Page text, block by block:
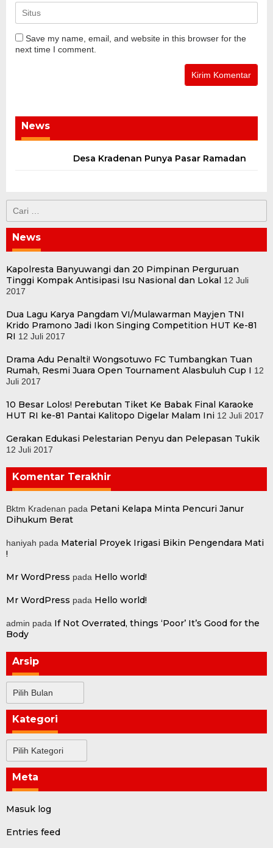
Save my name, email, and website in this browser for the
next time I comment.
News
Desa Kradenan Punya Pasar Ramadan
untuk:
News
Kapolresta Banyuwangi dan 20 Pimpinan Perguruan
Tinggi Kompak Antisipasi Isu Nasional dan Lokal
12 Juli
2017
Dua Lagu Karya Pangdam VI/Mulawarman Mayjen TNI
Krido Pramono Jadi Ikon Singing Competition HUT Ke-81
RI 12 Juli 2017
Drama Adu Penalti! Wongsotuwo FC Tumbangkan Tuan
Rumah, Resmi Juara Open Tournament Alasbuluh Cup I 12
Juli 2017
10 Besar Lolos! Perebutan Tiket Ke Babak Final Karaoke
HUT RI ke-81 Pantai Kalitopo Digelar Malam Ini 12 Juli 2017
Gerakan Edukasi Pelestarian Penyu dan Pelepasan Tukik
12 Juli 2017
Komentar Terakhir
Bktm Kradenan pada Petani Kelapa Minta Pencuri Janur
Dihukum Berat
haniyah pada Material Proyek Irigasi Bikin Pengendara Mati
!
Mr WordPress pada Hello world!
Mr WordPress pada Hello world!
admin pada If Not Overrated, things ‘Poor’ It’s Good for the
Body
Arsip
Kategori
Meta
Masuk log
Entries feed